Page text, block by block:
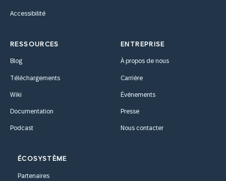
Accessibilité
RESSOURCES
Blog
Téléchargements
Wiki
Documentation
Podcast
ENTREPRISE
À propos de nous
Carrière
Événements
Presse
Nous contacter
ÉCOSYSTÈME
Partenaires